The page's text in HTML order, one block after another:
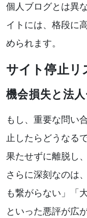
個人ブログとは異
イトには、格段に
められます。
サイト停止リ
機会損失と法
もし、重要な問い
止したらどうなる
果たせずに離脱し
さらに深刻なのは
も繋がらない」「
といった悪評が広